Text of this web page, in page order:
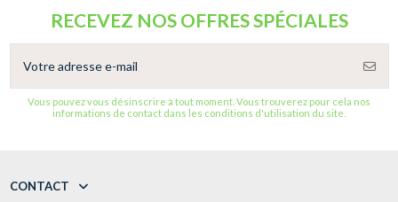
RECEVEZ NOS OFFRES SPÉCIALES
Vous pouvez vous désinscrire à tout moment. Vous trouverez pour cela nos
informations de contact dans les conditions d'utilisation du site.
CONTACT